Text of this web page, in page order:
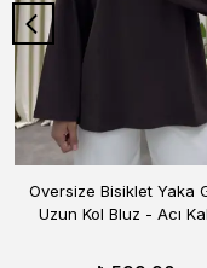
Oversize Bisiklet Yaka
Uzun Kol Bluz - Acı